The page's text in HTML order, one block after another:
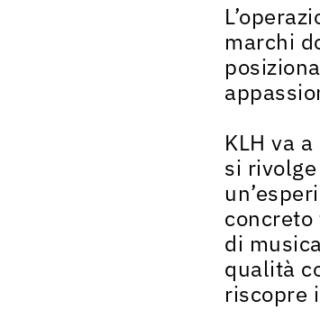
marchi
KLH va
si
di
qualità
riscopre